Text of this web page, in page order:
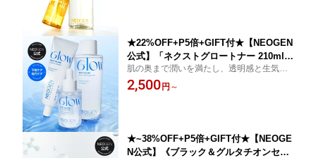
★22%OFF+P5倍+GIFT付★【NEOGEN
公式】「ネクストグロートナー 210ml/
セラム 32ml/クリーム 50ml)」トナー 化
粧水 セラム 美容液 クリーム 基礎化粧
スメ
肌の奥まで潤いを満たし、透明感と生気に
満ちた水光肌へと導くネクストグロー メイ
ク前にも夜のケアにもおすすめ！#化粧ノリ
2,500円 ～
★~38%OFF+P5倍+GIFT付★【NEOGE
N公式】《ブラック＆グルタチオンセッ